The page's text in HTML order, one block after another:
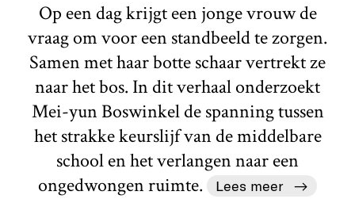
Op een dag krijgt een jonge vrouw de
vraag om voor een standbeeld te zorgen.
Samen met haar botte schaar vertrekt ze
naar het bos. In dit verhaal onderzoekt
Mei-yun Boswinkel de spanning tussen
het strakke keurslijf van de middelbare
school en het verlangen naar een
ongedwongen ruimte.
Lees meer